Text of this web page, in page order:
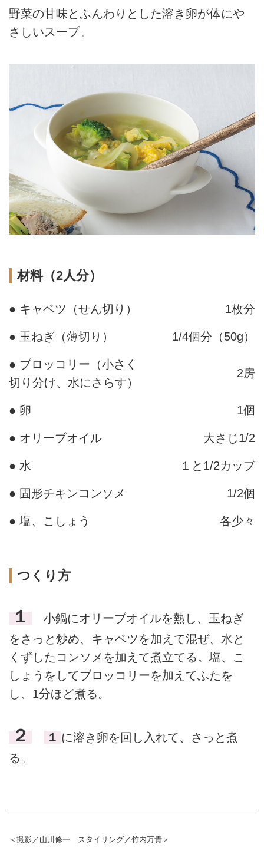
野菜の甘味とふんわりとした溶き卵が体にや
さしいスープ。
材料（2人分）
● キャベツ（せん切り） 1枚分
● 玉ねぎ（薄切り） 1/4個分（50g）
● ブロッコリー（小さく
切り分け、水にさらす）
2房
● 卵 1個
● オリーブオイル 大さじ1/2
● 水 １と1/2カップ
● 固形チキンコンソメ 1/2個
● 塩、こしょう 各少々
つくり方
１
小鍋にオリーブオイルを熱し、玉ねぎ
をさっと炒め、キャベツを加えて混ぜ、水と
くずしたコンソメを加えて煮立てる。塩、こ
しょうをしてブロッコリーを加えてふたを
し、1分ほど煮る。
２ １ に溶き卵を回し入れて、さっと煮
る。
＜撮影／山川修一 スタイリング／竹内万貴＞